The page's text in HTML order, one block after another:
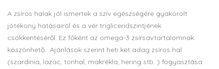
A zsíros halak jól ismertek a szív egészségére gyakorolt
jótékony hatásairól és a vér trigliceridszintjének
csökkentéséről. Ez főként az omega-3 zsírsavtartalomnak
köszönhető. Ajánlások szerint heti két adag zsíros hal
(szardínia, lazac, tonhal, makrékla, hering stb. ) fogyasztása